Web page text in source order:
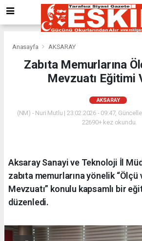
Anasayfa AKSARAY
Zabıta Memurlarına
Mevzuatı Eğitimi
AKSARAY
(NM) - Nuri Mutlu | 23.02.2026 - 09:47,
22690+ kez okundu.
Aksaray Sanayi ve Teknoloji İl
zabıta memurlarına yönelik
Mevzuatı” konulu kapsamlı bir
düzenledi.